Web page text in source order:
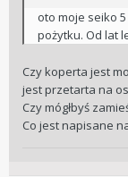
oto moje seiko
pożytku. Od lat
Czy koperta jest
jest przetarta na
Czy mógłbyś
Co jest napisane